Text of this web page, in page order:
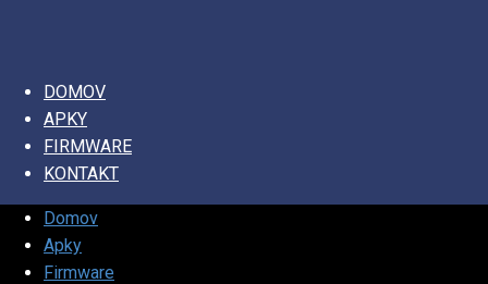
DOMOV
APKY
FIRMWARE
KONTAKT
Domov
Apky
Firmware